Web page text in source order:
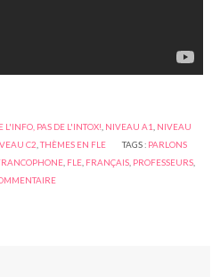
L'INFO, PAS DE L'INTOX! NIVEAU A1 NIVEAU
C2 ,THÈMES EN FLE TAGS : PARLONS
FLE FRANÇAIS PROFESSEURS